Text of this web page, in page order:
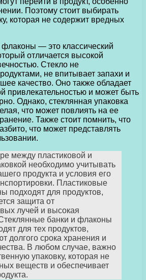
Поэтому стоит выбирать
которая не содержит вредных
— это классический
отличается высокой
Стекло не
не впитывает запахи и
качество. Оно также обладает
привлекательностью и может быть
Однако, стеклянная упаковка
что может повлиять на ее
Также стоит помнить, что
что может представлять
между пластиковой и
необходимо учитывать
продукта и условия его
Пластиковые
подходят для продуктов,
защита от
лучей и высокая
банки и флаконы
для тех продуктов,
долгого срока хранения и
В любом случае, важно
упаковку, которая не
веществ и обеспечивает